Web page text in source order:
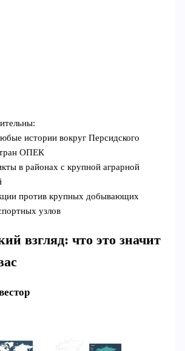
истории вокруг Персидского
ОПЕК
в районах с крупной аграрной
против крупных добывающих
узлов
взгляд: что это значит